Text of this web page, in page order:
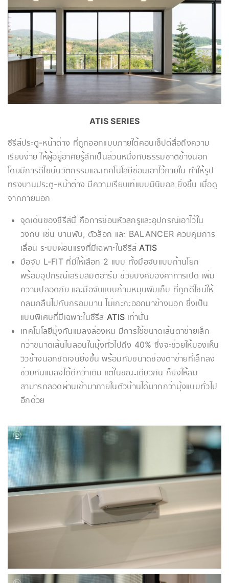
ATIS SERIES
ซีรีส์ประตู-หน้าต่าง ที่ถูกออกแบบภายใต้คอนเซ็ปต์สื่อถึงความ
เรียบง่าย ให้ผู้อยู่อาศัยรู้สึกเป็นส่วนหนึ่งกับธรรมชาติข้างนอก
โดยมีการดีไซน์นวัตกรรมและเทคโนโลยีซ่อนเอาไว้ภายใน ทำให้รูป
ทรงบานประตู-หน้าต่าง มีความเรียบเท่แบบมินิมอล ยิ่งขึ้น เมื่อดู
จากภายนอก
จุดเด่นของซีรีส์นี้ คือการซ่อนหัวสกรูและอุปกรณ์เอาไว้ใน
วงกบ เช่น บานพับ, ตัวล็อก และ BALANCER ควบคุมการ
เลื่อน ระบบผ่อนแรงที่มีเฉพาะในซีรีส์ATIS
มือจับ L-FIT ที่มีให้เลือก 2 แบบ ทั้งมือจับแบบก้านโยก
พร้อมอุปกรณ์เสริมลิมิตอาร์ม ช่วยบังคับองศาการเปิด เพิ่ม
ความปลอดภัย และมือจับแบบก้านหมุนพับเก็บ ที่ถูกดีไซน์ให้
กลมกลืนไปกับกรอบบาน ไม่เกะกะออกมาข้างนอก ซึ่งเป็น
แบบพิเศษที่มีเฉพาะในซีรีส์ATIS เท่านั้น
เทคโนโลยีมุ้งกันแมลงล่องหน มีการใช้ขนาดเส้นตาข่ายเล็ก
กว่าขนาดเส้นไนลอนในมุ้งทั่วไปถึง 40% ซึ่งจะช่วยให้มองเห็น
วิวข้างนอกชัดเจนยิ่งขึ้น พร้อมกับขนาดช่องตาข่ายที่เล็กลง
ช่วยกันแมลงได้ดีกว่าเดิม แต่ในขณะเดียวกัน ก็ยังให้ลม
สามารถลอดผ่านเข้ามาภายในตัวบ้านได้มากกว่ามุ้งแบบทั่วไป
อีกด้วย